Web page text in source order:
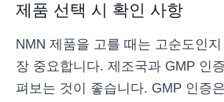
제품 선택 시 확인 사항
NMN 제품을 고를 때는 고순도인
장 중요합니다. 제조국과 GMP 인
펴보는 것이 좋습니다. GMP 인증